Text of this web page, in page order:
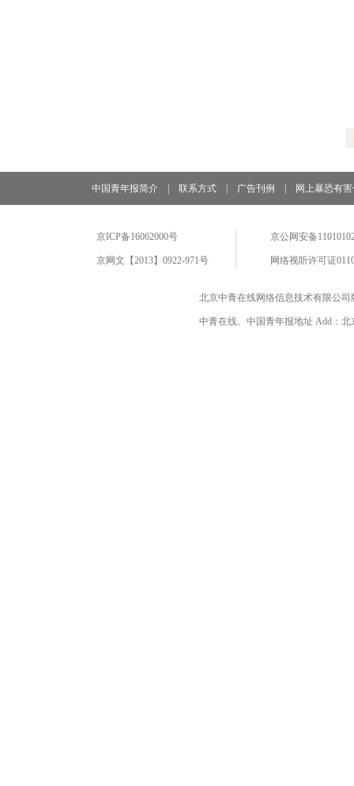
中国青年报简介 联系方式 广告刊例 网上暴恐有
京ICP备16062000号
京网文【2013】0922-971号
京公网安备
网络视听许可证
北京中青在线网络信息技术有限公
中青在线、中国青年报地址 Add：北